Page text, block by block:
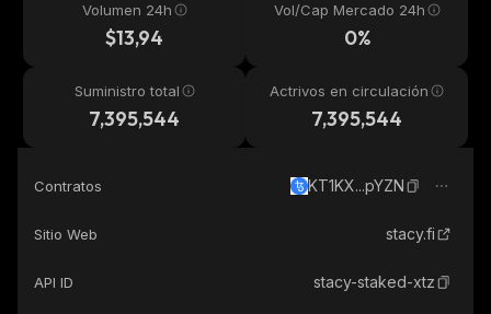
Volumen 24h
$13,94
Vol/Cap Mercado 24h
0%
Suministro total
7,395,544
Actrivos en circulación
7,395,544
Contratos KT1KX...pYZN
Sitio Web stacy.fi
API ID stacy-staked-xtz